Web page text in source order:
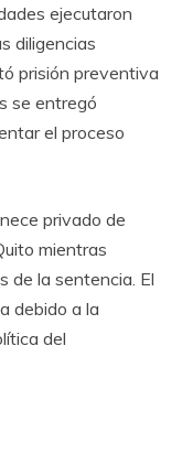
ejecutaron
diligencias
prisión preventiva
se entregó
el proceso
privado de
mientras
de la sentencia. El
debido a la
del